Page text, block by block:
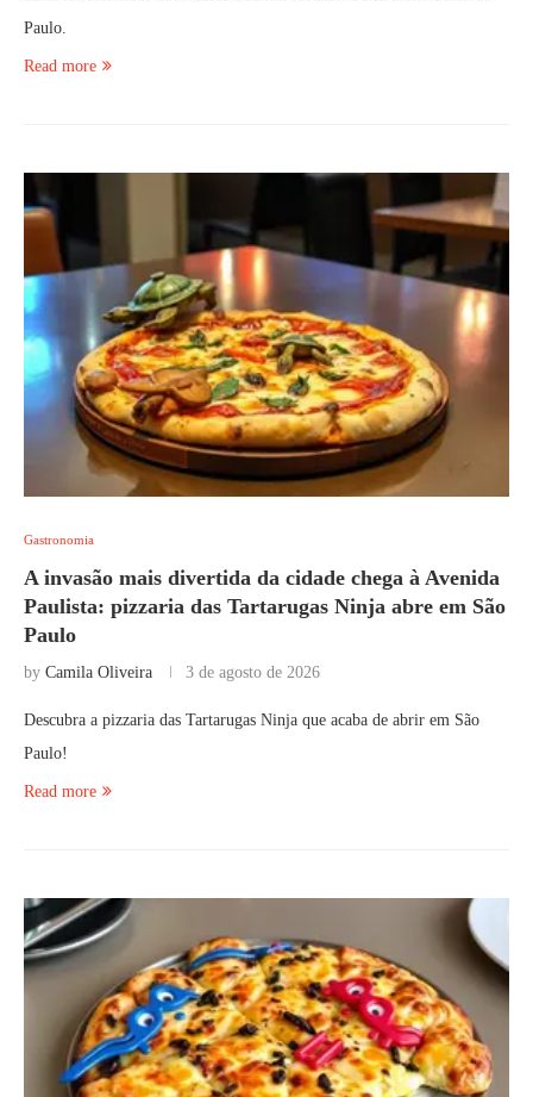
Paulo.
Read more
Gastronomia
A invasão mais divertida da cidade chega à Avenida
Paulista: pizzaria das Tartarugas Ninja abre em São
Paulo
by Camila Oliveira 3 de agosto de 2026
Descubra a pizzaria das Tartarugas Ninja que acaba de abrir em São
Paulo!
Read more